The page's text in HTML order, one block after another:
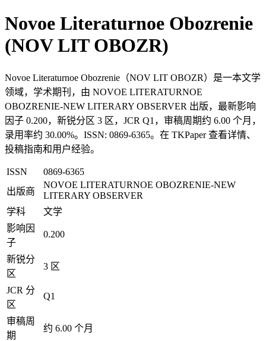
Novoe Literaturnoe Obozrenie
(NOV LIT OBOZR)
Novoe Literaturnoe Obozrenie（NOV LIT OBOZR）是一本文学
领域，学术期刊，由 NOVOE LITERATURNOE
OBOZRENIE-NEW LITERARY OBSERVER 出版，最新影响
因子 0.200，新锐分区 3 区，JCR Q1，审稿周期约 6.00 个月，
录用率约 30.00%。ISSN: 0869-6365。在 TKPaper 查看详情、
投稿指南和用户经验。
ISSN
0869-6365
出版商
NOVOE LITERATURNOE OBOZRENIE-NEW
LITERARY OBSERVER
学科
文学
影响因
子
0.200
新锐分
区
3 区
JCR 分
区
Q1
审稿周
期
约 6.00 个月